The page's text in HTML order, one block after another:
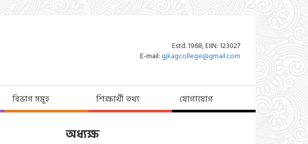
Estd. 1968, EIIN: 123027
E-mail:gjkagcollege@gmail.com
বিভাগ সমূহ শিক্ষার্থী তথ্য যোগাযোগ
অধ্যক্ষ